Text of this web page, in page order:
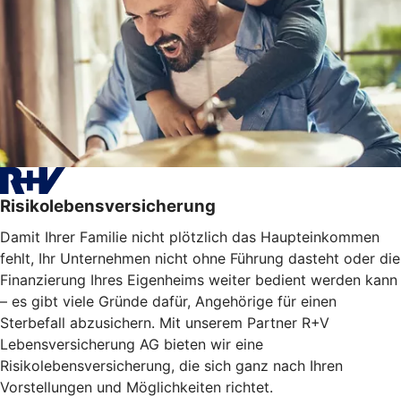
Risikolebensversicherung
Damit Ihrer Familie nicht plötzlich das Haupteinkommen
fehlt, Ihr Unternehmen nicht ohne Führung dasteht oder die
Finanzierung Ihres Eigenheims weiter bedient werden kann
– es gibt viele Gründe dafür, Angehörige für einen
Sterbefall abzusichern. Mit unserem Partner R+V
Lebensversicherung AG bieten wir eine
Risikolebensversicherung, die sich ganz nach Ihren
Vorstellungen und Möglichkeiten richtet.